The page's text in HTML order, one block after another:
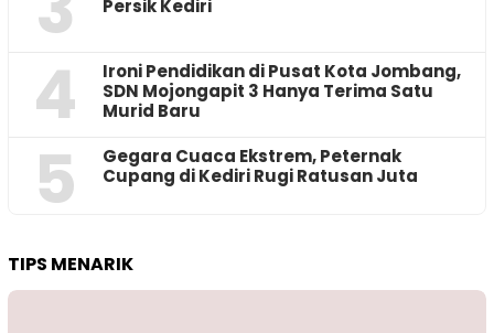
Persik Kediri
4
Ironi Pendidikan di Pusat Kota Jombang,
SDN Mojongapit 3 Hanya Terima Satu
Murid Baru
5
‎Gegara Cuaca Ekstrem, Peternak
Cupang di Kediri Rugi Ratusan Juta
TIPS MENARIK